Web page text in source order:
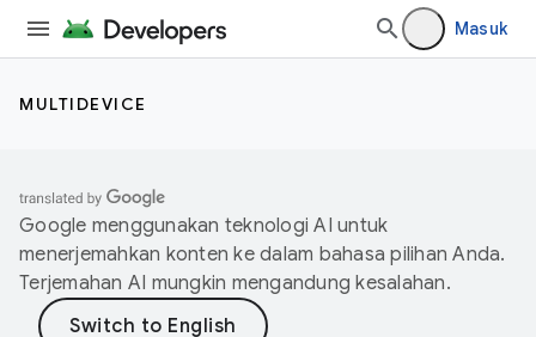
Masuk
MULTIDEVICE
Google menggunakan teknologi AI untuk
menerjemahkan konten ke dalam bahasa pilihan Anda.
Terjemahan AI mungkin mengandung kesalahan.